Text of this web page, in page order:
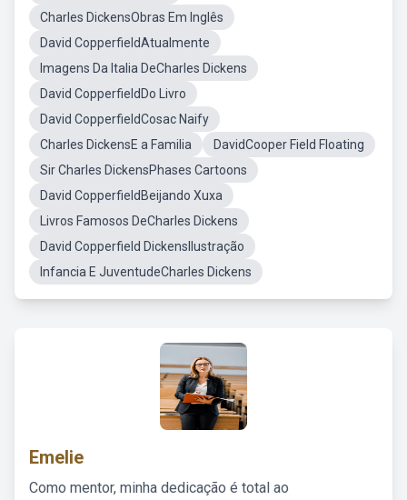
Charles DickensObras Em Inglês
David CopperfieldAtualmente
Imagens Da Italia DeCharles Dickens
David CopperfieldDo Livro
David CopperfieldCosac Naify
Charles DickensE a Familia
DavidCooper Field Floating
Sir Charles DickensPhases Cartoons
David CopperfieldBeijando Xuxa
Livros Famosos DeCharles Dickens
David Copperfield DickensIlustração
Infancia E JuventudeCharles Dickens
Emelie
Como mentor, minha dedicação é total ao